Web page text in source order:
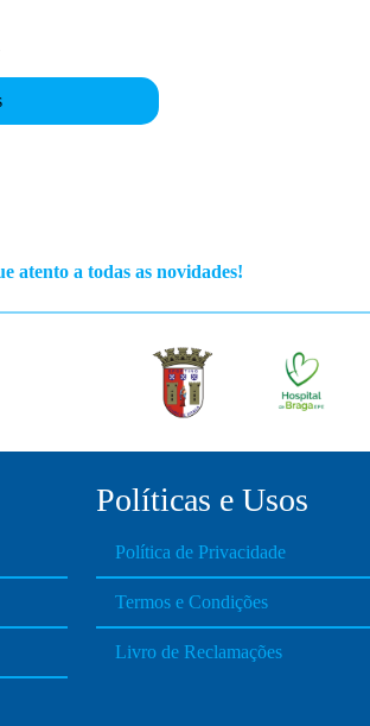
atento a todas as novidades!
Políticas e Usos
Política de Privacidade
Termos e Condições
Livro de Reclamações